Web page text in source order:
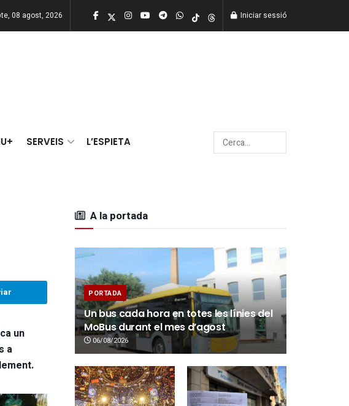
08 agost, 2026 Iniciar sessió
SERVEIS L’ESPIETA
un
a
A la portada
PORTADA
Un bus cada hora en totes les línies del
MoBus durant el mes d’agost
06/08/2026